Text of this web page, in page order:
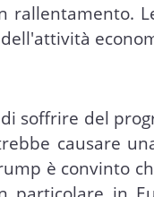
rallentamento.
soffrire del
causare
è convinto